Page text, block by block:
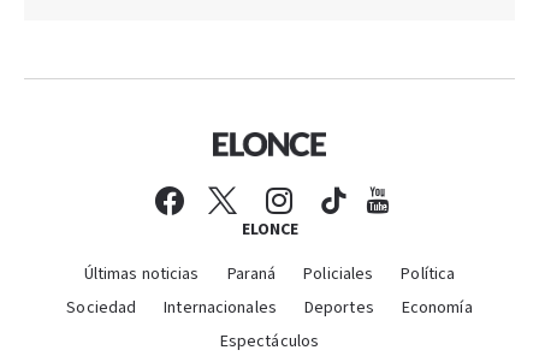
ELONCE
Últimas noticias Paraná Policiales
Política
Sociedad
Internacionales Deportes
Economía
Espectáculos